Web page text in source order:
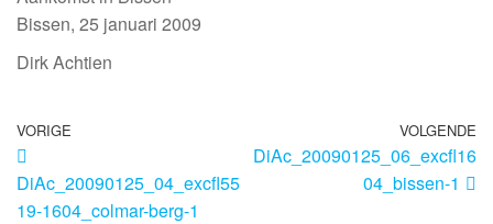
Bissen, 25 januari 2009
Dirk Achtien
VORIGE
DiAc_20090125_04_excfl55
19-1604_colmar-berg-1
VOLGENDE
DiAc_20090125_06_excfl16
04_bissen-1